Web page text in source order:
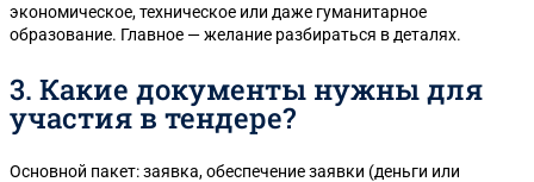
экономическое, техническое или даже гуманитарное
образование. Главное — желание разбираться в деталях.
3. Какие документы нужны для
участия в тендере?
Основной пакет: заявка, обеспечение заявки (деньги или